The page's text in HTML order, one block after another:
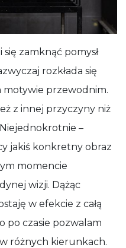
zamknąć pomysł
rozkłada się
motywie przewodnim.
z innej przyczyny niż
–
jakiś konkretny obraz
momencie
wizji. Dążąc
w efekcie z całą
po czasie pozwalam
różnych kierunkach.